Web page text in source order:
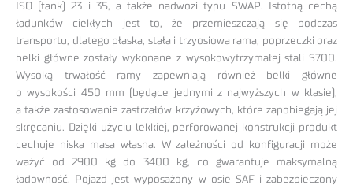
ISO (tank) 23 i 35, a także nadwozi typu SWAP. Istotną cechą
ładunków ciekłych jest to, że przemieszczają się podczas
transportu, dlatego płaska, stała i trzyosiowa rama, poprzeczki oraz
belki główne zostały wykonane z wysokowytrzymałej stali S700.
Wysoką trwałość ramy zapewniają również belki główne
o wysokości 450 mm (będące jednymi z najwyższych w klasie),
a także zastosowanie zastrzałów krzyżowych, które zapobiegają jej
skręcaniu. Dzięki użyciu lekkiej, perforowanej konstrukcji produkt
cechuje niska masa własna. W zależności od konfiguracji może
ważyć od 2900 kg do 3400 kg, co gwarantuje maksymalną
ładowność. Pojazd jest wyposażony w osie SAF i zabezpieczony